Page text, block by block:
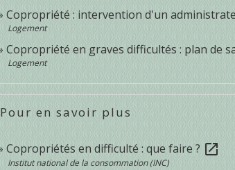
Copropriété : intervention d'un
Logement
Copropriété en graves difficultés : plan de
Logement
Pour en savoir plus
Copropriétés en difficulté : que faire ? open_in_new
Institut national de la consommation (INC)